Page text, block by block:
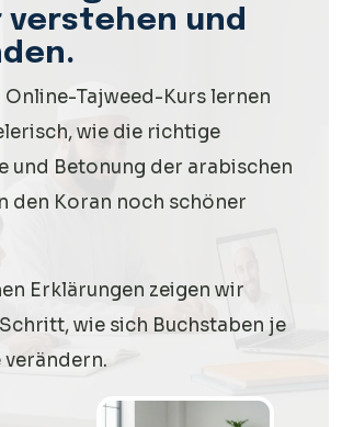
verstehen und
Online-Tajweed-Kurs lernen
wie die richtige
und Betonung der arabischen
den Koran noch schöner
Erklärungen zeigen wir
wie sich Buchstaben je
verändern.